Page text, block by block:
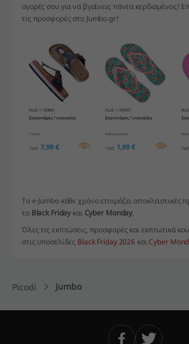
αγορές σου για να βγαίνεις πάντα κερδισμένος!
τις προσφορές στο Jumbo.gr!
Το e-Jumbo κάθε χρόνο ετοιμάζει αποκλειστικές
το Black Fridayκαι Cyber Monday.
Όλες τις εκπτώσεις, προσφορές και εκπτωτικά
στις υποσελίδες Black Friday 2026 καιCyber
Picodi Jumbo